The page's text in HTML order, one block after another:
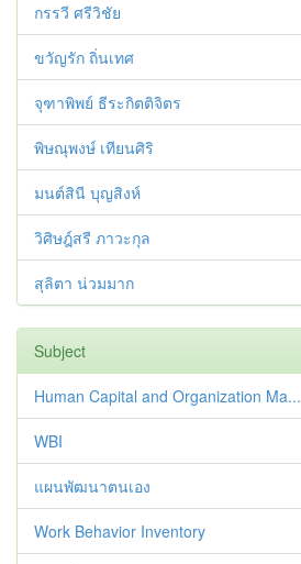
กรรวี ศรีวิชัย
ขวัญรัก ถิ่นเทศ
จุฑาพิพย์ ธีระกิตติจิตร
พิษณุพงษ์ เทียนศิริ
มนต์สินี บุญสิงห์
วิศิษฎ์สรี ภาวะกุล
สุลิตา น่วมมาก
Subject
Human Capital and Organization Ma...
WBI
แผนพัฒนาตนเอง
Work Behavior Inventory